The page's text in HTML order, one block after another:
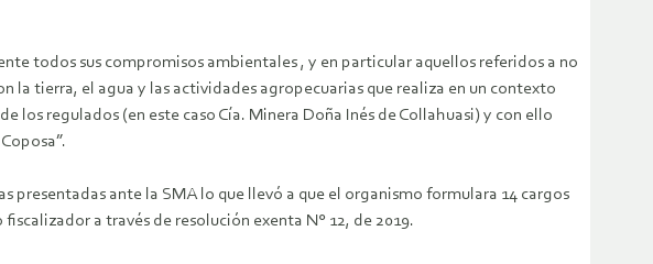
todos sus compromisos ambientales , y en particular aquellos referidos a no
la tierra, el agua y las actividades agropecuarias que realiza en un contexto
regulados (en este caso Cía. Minera Doña Inés de Collahuasi) y con ello
presentadas ante la SMA lo que llevó a que el organismo formulara 14 cargos
a través de resolución exenta N° 12, de 2019.